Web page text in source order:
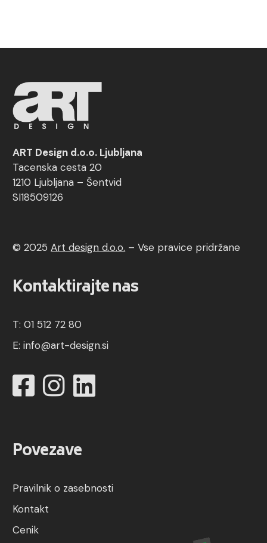
ART Design d.o.o. Ljubljana
Tacenska cesta 20
1210 Ljubljana – Šentvid
SI18509126
© 2025 Art design d.o.o. – Vse pravice pridržane
Kontaktirajte nas
T: 01 512 72 80
E:info@art-design.si
Povezave
Pravilnik o zasebnosti
Kontakt
Cenik